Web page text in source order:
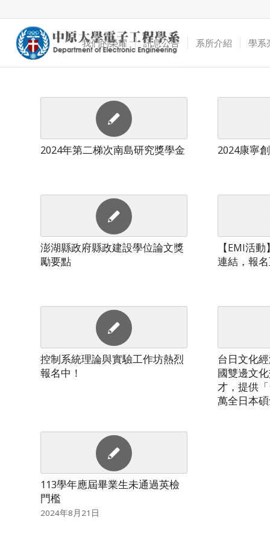
我們的榮耀 訊息公告 系所介紹 學系
2024年第二梯次南島研究獎學金 2024康寧
澎湖縣政府縣政建設學位論文獎
勵要點
【EMI活
連結，報
控制系統理論與實驗工作坊熱烈
報名中！
台日文化
國雙邊文
才，提供
萬全日本碩
113學年應屆畢業生未通過英檢
門檻
2024年8月21日